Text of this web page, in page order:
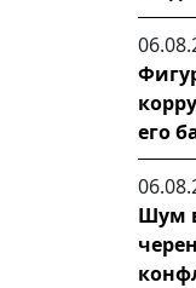
его
Шум